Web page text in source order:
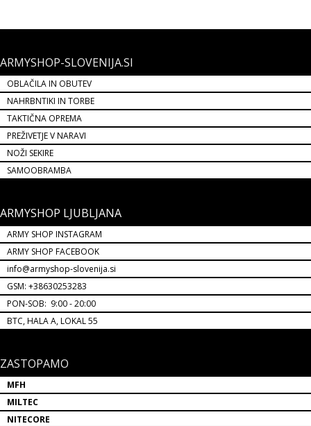
ARMYSHOP-SLOVENIJA.SI
OBLAČILA IN OBUTEV
NAHRBNTIKI IN TORBE
TAKTIČNA OPREMA
PREŽIVETJE V NARAVI
NOŽI SEKIRE
SAMOOBRAMBA
ARMYSHOP LJUBLJANA
ARMY SHOP INSTAGRAM
ARMY SHOP FACEBOOK
info@armyshop-slovenija.si
GSM: +38630253283
PON-SOB: 9:00 - 20:00
BTC, HALA A, LOKAL 55
ZASTOPAMO
MFH
MILTEC
NITECORE